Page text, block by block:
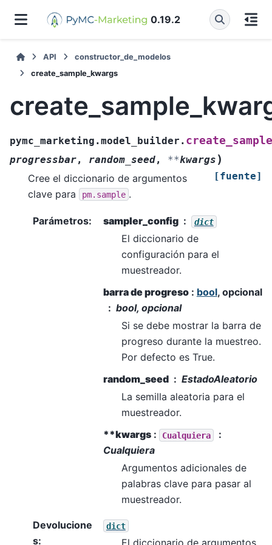
0.19.2
API
constructor_de_modelos
create_sample_kwargs
pymc_marketing.model_builder.
progressbar, random_seed, **kwargs )
[fuente]
Cree el diccionario de argumentos
clave para
pm.sample .
Parámetros: sampler_config dict
El diccionario de
configuración para el
muestreador.
barra de progreso: bool, opcional
bool, opcional
Si se debe mostrar la barra de
progreso durante la muestreo.
Por defecto es True.
random_seed
EstadoAleatorio
La semilla aleatoria para el
muestreador.
**kwargs: Cualquiera
Cualquiera
Argumentos adicionales de
palabras clave para pasar al
muestreador.
Devolucione
s:
dict